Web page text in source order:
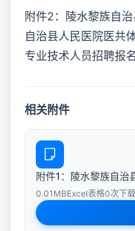
附件2：陵水黎族自
自治县人民医院医共
专业技术人员招聘报
相关附件
附件1：陵水黎族自治
0.01MBExcel表格0次下载